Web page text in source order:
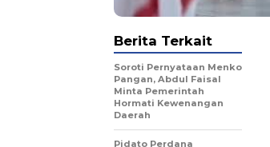
Berita Terkait
Soroti Pernyataan Menko
Pangan, Abdul Faisal
Minta Pemerintah
Hormati Kewenangan
Daerah
Pidato Perdana